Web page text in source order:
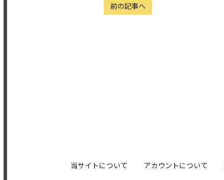
前の記事へ
当サイトについて アカウントについて